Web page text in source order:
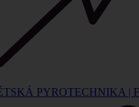
PYROTECHNIKA |